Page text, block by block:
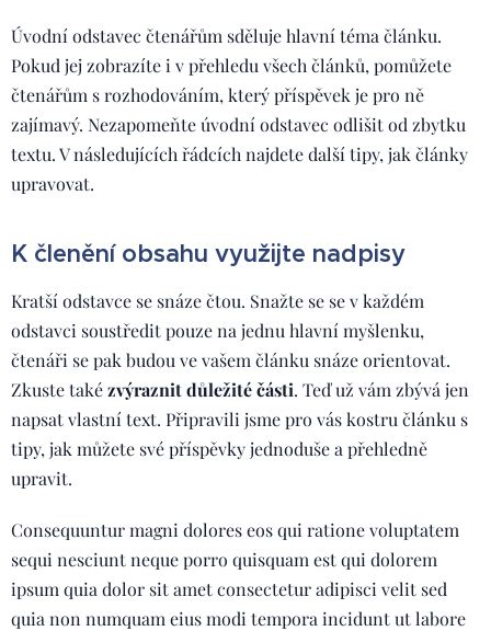
Úvodní odstavec čtenářům sděluje hlavní téma článku.
Pokud jej zobrazíte i v přehledu všech článků, pomůžete
čtenářům s rozhodováním, který příspěvek je pro ně
zajímavý. Nezapomeňte úvodní odstavec odlišit od zbytku
textu. V následujících řádcích najdete další tipy, jak články
upravovat.
K členění obsahu využijte nadpisy
Kratší odstavce se snáze čtou. Snažte se se v každém
odstavci soustředit pouze na jednu hlavní myšlenku,
čtenáři se pak budou ve vašem článku snáze orientovat.
Zkuste takézvýraznit důležité části. Teď už vám zbývá jen
napsat vlastní text. Připravili jsme pro vás kostru článku s
tipy, jak můžete své příspěvky jednoduše a přehledně
upravit.
Consequuntur magni dolores eos qui ratione voluptatem
sequi nesciunt neque porro quisquam est qui dolorem
ipsum quia dolor sit amet consectetur adipisci velit sed
quia non numquam eius modi tempora incidunt ut labore